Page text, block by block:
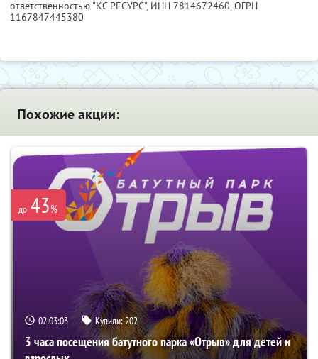
ответственностью "КС РЕСУРС", ИНН 7814672460, ОГРН
1167847445380
Похожие акции:
до 43%
02:03:02 Купили:202
3 часа посещения батутного парка «Отрыв» для детей и